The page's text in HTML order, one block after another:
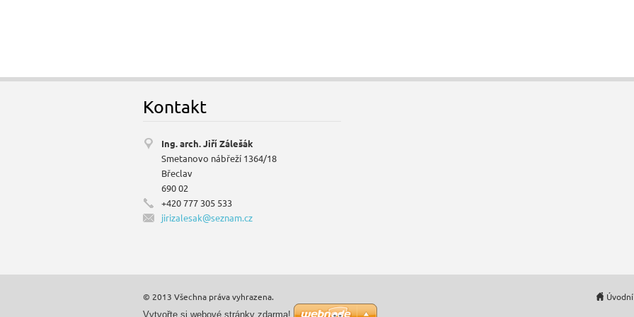
Kontakt
Ing. arch. Jiří Zálešák
Smetanovo nábřeží 1364/18
Břeclav
690 02
+420 777 305 533
jirizalesak@seznam.cz
© 2013 Všechna práva vyhrazena.
Vytvořte si webové stránky zdarma!